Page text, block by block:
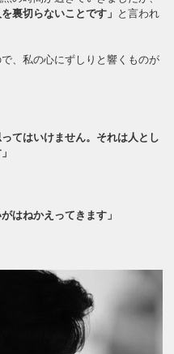
を裏切らないことです」 と言われ
、私の心にずしりと響くものが
てはいけません。それは人とし
はねかえってきます」